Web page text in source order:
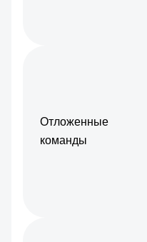
Отложенные
команды